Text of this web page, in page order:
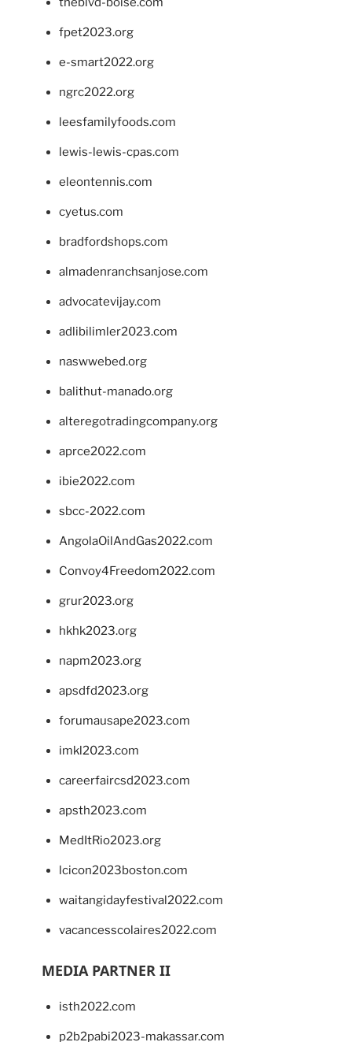
fpet2023.org
e-smart2022.org
ngrc2022.org
leesfamilyfoods.com
lewis-lewis-cpas.com
eleontennis.com
cyetus.com
bradfordshops.com
almadenranchsanjose.com
advocatevijay.com
adlibilimler2023.com
naswwebed.org
balithut-manado.org
alteregotradingcompany.org
aprce2022.com
ibie2022.com
sbcc-2022.com
AngolaOilAndGas2022.com
Convoy4Freedom2022.com
grur2023.org
hkhk2023.org
napm2023.org
apsdfd2023.org
forumausape2023.com
imkl2023.com
careerfaircsd2023.com
apsth2023.com
MedItRio2023.org
lcicon2023boston.com
waitangidayfestival2022.com
vacancesscolaires2022.com
MEDIA PARTNER II
isth2022.com
p2b2pabi2023-makassar.com